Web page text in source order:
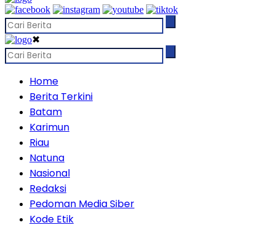
✖
Home
Berita Terkini
Batam
Karimun
Riau
Natuna
Nasional
Redaksi
Pedoman Media Siber
Kode Etik